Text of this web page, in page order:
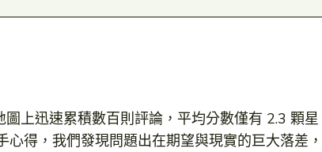
上迅速累積數百則評論，平均分數僅有 2.3 顆
得，我們發現問題出在期望與現實的巨大落差